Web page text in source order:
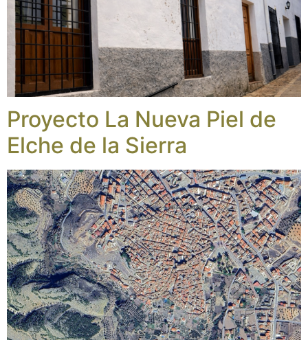
Proyecto La Nueva Piel de
Elche de la Sierra